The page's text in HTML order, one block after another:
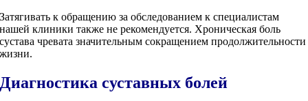
Затягивать к обращению за обследованием к специалистам
нашей клиники также не рекомендуется. Хроническая боль
сустава чревата значительным сокращением продолжительности
жизни.
Диагностика суставных болей